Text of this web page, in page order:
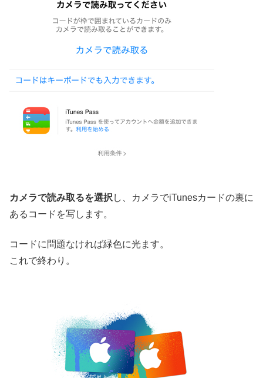
カメラで読み取るを選択 し、カメラでiTunesカードの裏に
あるコードを写します。
コードに問題なければ緑色に光ます。
これで終わり。